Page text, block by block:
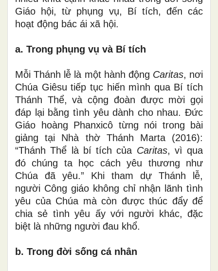
Giáo hội, từ phụng vụ, Bí tích, đến các
hoạt động bác ái xã hội.
a. Trong phụng vụ và Bí tích
Mỗi Thánh lễ là một hành động Caritas, nơi
Chúa Giêsu tiếp tục hiến mình qua Bí tích
Thánh Thể, và cộng đoàn được mời gọi
đáp lại bằng tình yêu dành cho nhau. Đức
Giáo hoàng Phanxicô từng nói trong bài
giảng tại Nhà thờ Thánh Marta (2016):
“Thánh Thể là bí tích của Caritas, vì qua
đó chúng ta học cách yêu thương như
Chúa đã yêu.” Khi tham dự Thánh lễ,
người Công giáo không chỉ nhận lãnh tình
yêu của Chúa mà còn được thúc đẩy để
chia sẻ tình yêu ấy với người khác, đặc
biệt là những người đau khổ.
b. Trong đời sống cá nhân